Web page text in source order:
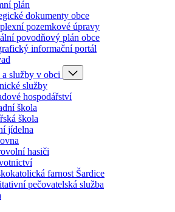
plán
dokumenty obce
pozemkové úpravy
povodňový plán obce
informační portál
a služby v obci
služby
hospodářství
škola
škola
jídelna
hasiči
farnost Šardice
pečovatelská služba